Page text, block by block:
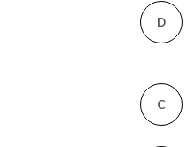
D
C